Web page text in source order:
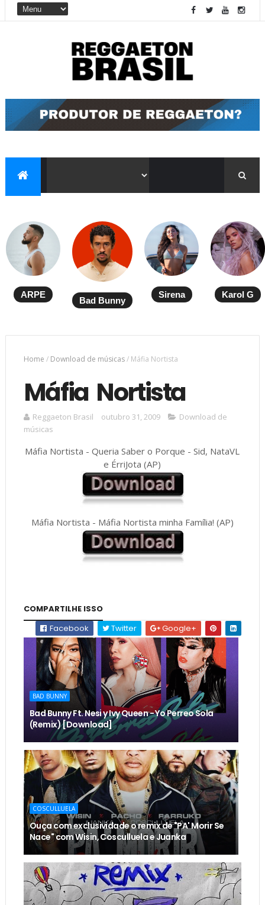
ARPE
Bad Bunny
Sirena Karol G
Home / Download de músicas/ Máfia Nortista
Máfia Nortista
Reggaeton Brasil outubro 31, 2009
Download de
músicas
Máfia Nortista - Queria Saber o Porque - Sid, NataVL
e ÉrriJota (AP)
Máfia Nortista - Máfia Nortista minha Família! (AP)
COMPARTILHE ISSO
Facebook
Twitter Google+
BAD BUNNY
Bad Bunny Ft. Nesi y Ivy Queen - Yo Perreo Sola
(Remix) [Download]
COSCULLUELA
Ouça com exclusividade o remix de "PA' Morir Se
Nace" com Wisin, Cosculluela e Juanka